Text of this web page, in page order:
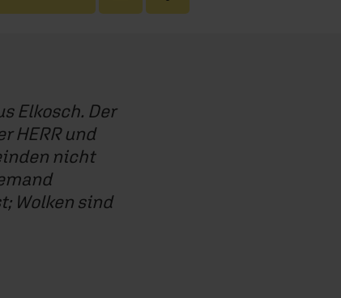
Elkosch. Der
HERR und
nicht
Wolken sind